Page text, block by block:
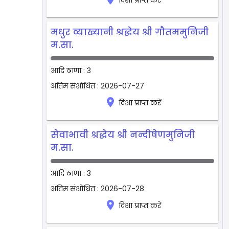
मधुर व्याख्यानी श्रद्धेय श्री गौतममुनिजी
म.सा.
आदि ठाणा : 3
अंतिम संशोधित : 2026-07-27
place दिशा प्राप्त करें
सेवाभावी श्रद्धेय श्री नन्दीषेणमुनिजी
म.सा.
आदि ठाणा : 3
अंतिम संशोधित : 2026-07-28
place दिशा प्राप्त करें